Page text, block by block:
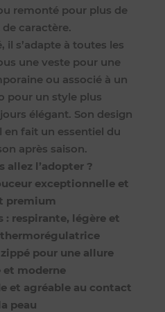
remonté pour plus de
caractère.
s’adapte à toutes les
une veste pour une
ou associé à un
pour un style plus
élégant. Son design
fait un essentiel du
après saison.
allez l’adopter ?
exceptionnelle et
premium
: respirante, légère et
pour une allure
et moderne
et agréable au contact
peau